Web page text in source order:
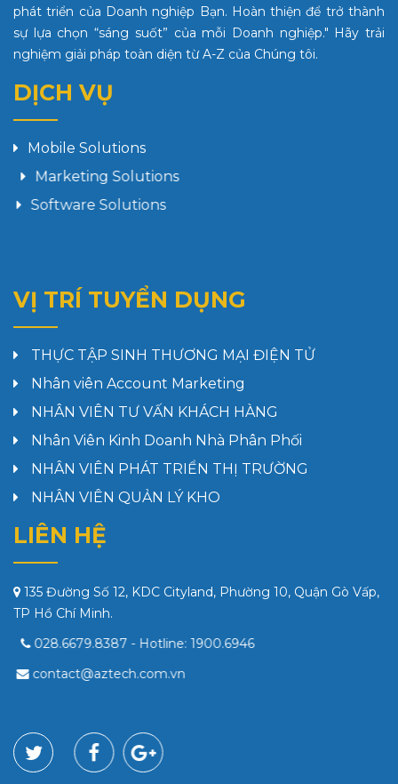
phát triển của Doanh nghiệp Bạn. Hoàn thiện để trở thành
sự lựa chọn “sáng suốt” của mỗi Doanh nghiệp." Hãy trải
nghiệm giải pháp toàn diện từ A-Z của Chúng tôi.
DỊCH VỤ
Mobile Solutions
Marketing Solutions
Software Solutions
VỊ TRÍ TUYỂN DỤNG
THỰC TẬP SINH THƯƠNG MẠI ĐIỆN TỬ
Nhân viên Account Marketing
NHÂN VIÊN TƯ VẤN KHÁCH HÀNG
Nhân Viên Kinh Doanh Nhà Phân Phối
NHÂN VIÊN PHÁT TRIỂN THỊ TRƯỜNG
NHÂN VIÊN QUẢN LÝ KHO
LIÊN HỆ
135 Đường Số 12, KDC Cityland, Phường 10, Quận Gò Vấp,
TP Hồ Chí Minh.
028.6679.8387- Hotline:1900.6946
contact@aztech.com.vn